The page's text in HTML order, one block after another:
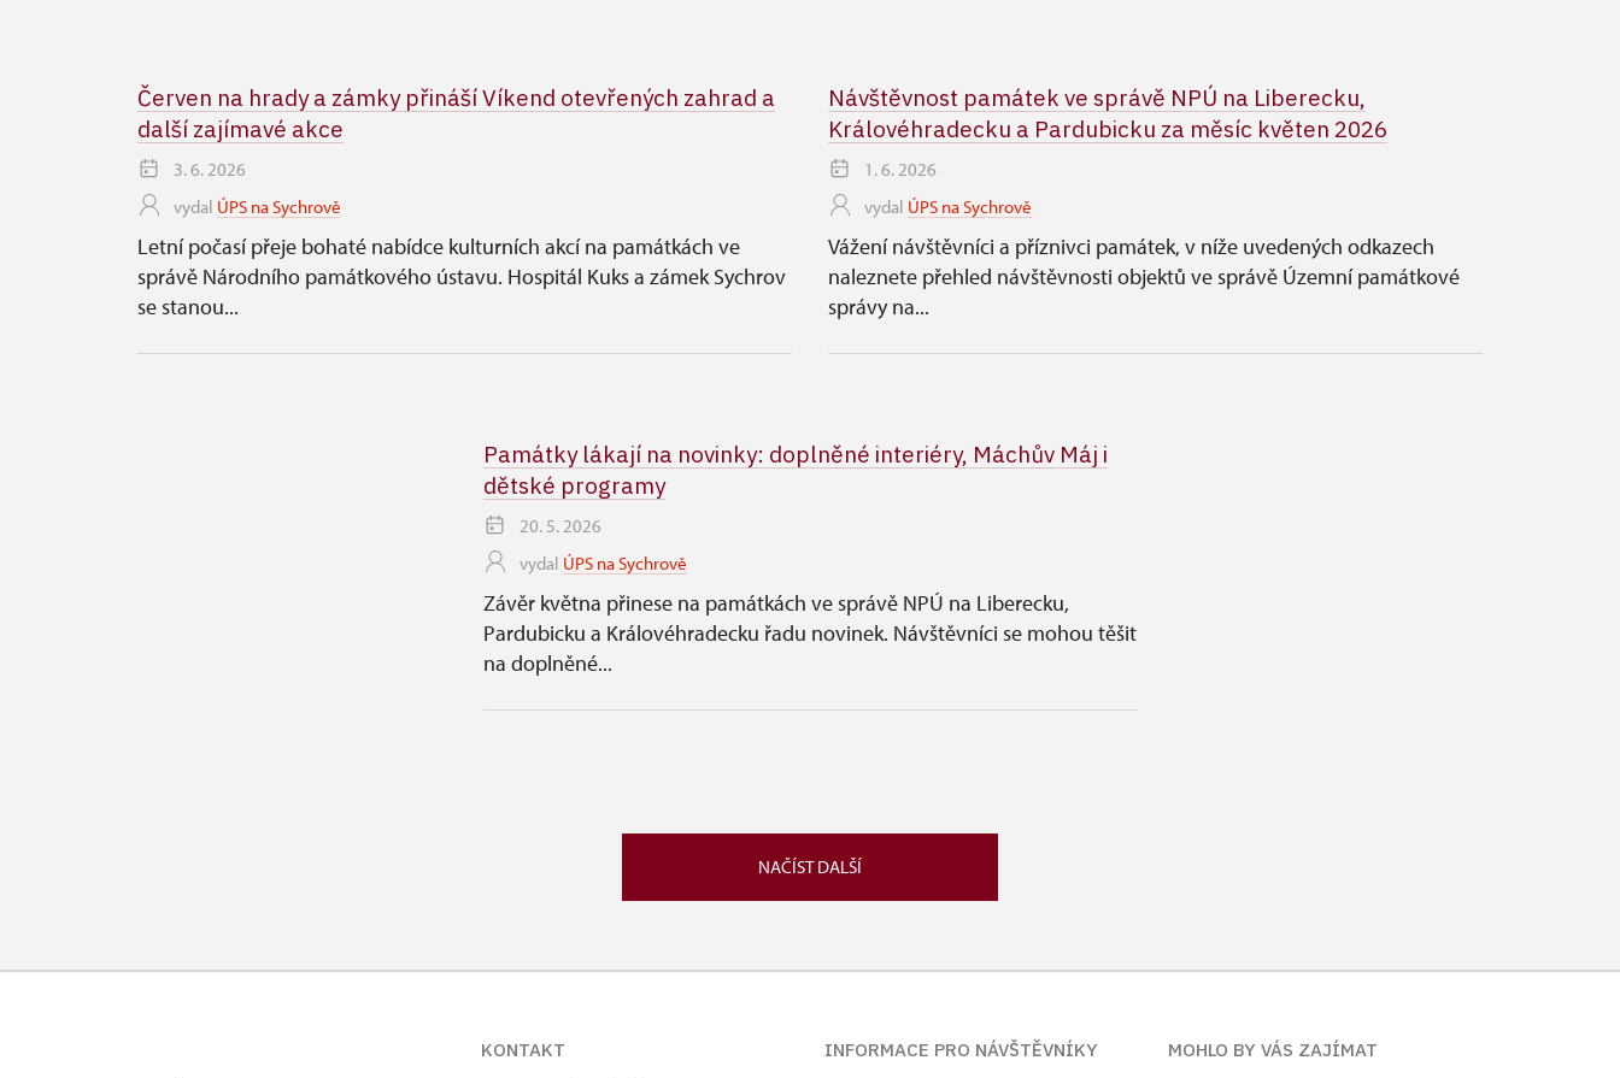
Červen na hrady a zámky přináší Víkend otevřených zahrad a
další zajímavé akce
3. 6. 2026
vydal ÚPS na Sychrově
Letní počasí přeje bohaté nabídce kulturních akcí na památkách ve
správě Národního památkového ústavu. Hospitál Kuks a zámek Sychrov
se stanou...
Návštěvnost památek ve správě NPÚ na Liberecku,
Královéhradecku a Pardubicku za měsíc květen 2026
1. 6. 2026
vydal ÚPS na Sychrově
Vážení návštěvníci a příznivci památek, v níže uvedených odkazech
naleznete přehled návštěvnosti objektů ve správě Územní památkové
správy na...
Památky lákají na novinky: doplněné interiéry, Máchův Máj i
dětské programy
20. 5. 2026
vydal ÚPS na Sychrově
Závěr května přinese na památkách ve správě NPÚ na Liberecku,
Pardubicku a Královéhradecku řadu novinek. Návštěvníci se mohou těšit
na doplněné...
NAČÍST DALŠÍ
KONTAKT
INFORMACE PRO NÁVŠTĚVNÍKY
MOHLO BY VÁS ZAJÍMAT